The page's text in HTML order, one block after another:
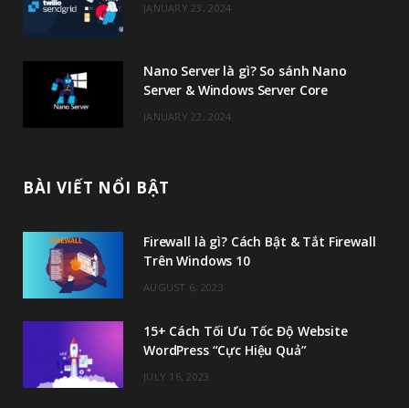
JANUARY 23, 2024
Nano Server là gì? So sánh Nano
Server & Windows Server Core
JANUARY 22, 2024
BÀI VIẾT NỔI BẬT
Firewall là gì? Cách Bật & Tắt Firewall
Trên Windows 10
AUGUST 6, 2023
15+ Cách Tối Ưu Tốc Độ Website
WordPress “Cực Hiệu Quả”
JULY 16, 2023